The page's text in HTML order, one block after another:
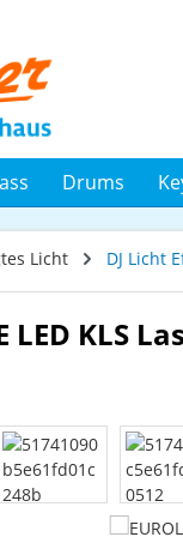
Drums
Licht DJ Licht
LED KLS